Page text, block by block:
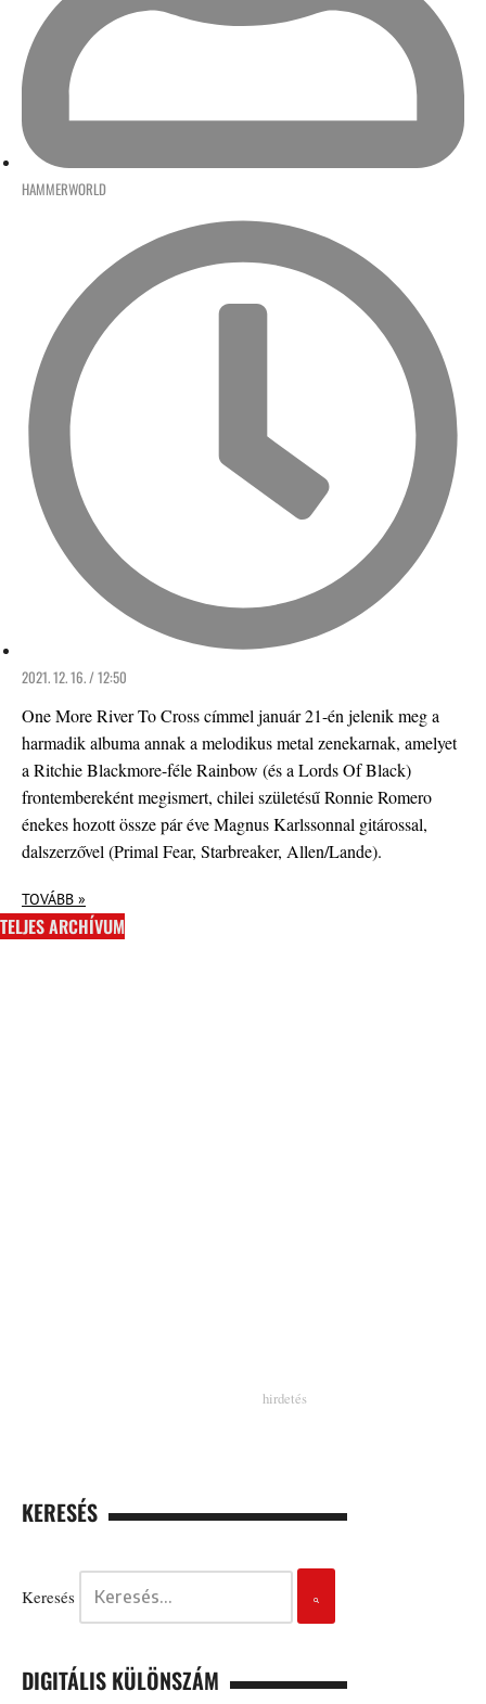
HAMMERWORLD
2021. 12. 16. / 12:50
One More River To Cross címmel január 21-én jelenik meg a
harmadik albuma annak a melodikus metal zenekarnak, amelyet
a Ritchie Blackmore-féle Rainbow (és a Lords Of Black)
frontembereként megismert, chilei születésű Ronnie Romero
énekes hozott össze pár éve Magnus Karlssonnal gitárossal,
dalszerzővel (Primal Fear, Starbreaker, Allen/Lande).
TOVÁBB »
TELJES ARCHÍVUM
KERESÉS
Keresés
DIGITÁLIS KÜLÖNSZÁM